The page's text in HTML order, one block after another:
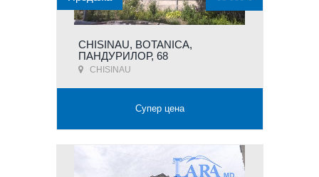
CHISINAU, BOTANICA,
ПАНДУРИЛОР, 68
CHISINAU
Супер цена